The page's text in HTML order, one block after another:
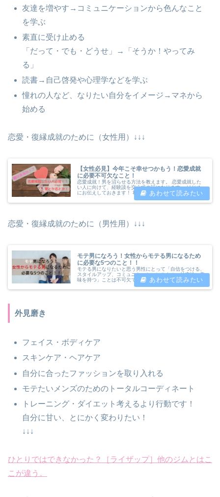
友達を増やす→コミュニケーションから色んなこと
を学ぶ
素直に受け止める
「だって・でも・どうせ」→「そうか！やってみ
る」
読書→自己啓発や心理学などを学ぶ
憧れの人など、なりたい自分をイメージ→マネから
始める
恋愛・復縁成就のために（女性用）↓↓↓
【女性必見】今年こそ幸せつかもう！恋愛成就
に必要不可欠なこと！
恋愛成就！男を沼らせる方法を教えます。 恋愛成就した
い人に向けて、経験談を交えての話になります。 はじめ
にお伝えしておきます！ 私の交友関係で、恋愛の話をし
た人や相談してくれた人、記事を読んでくれた人は、【嘘
か本当か】わかりませんが、「恋人が出来た！」「結婚し
恋愛・復縁成就のために（男性用）↓↓↓
モテ男になろう！女性からモテる男になるため
に必要な5つのこと！！
モテる男になりたいと思う男性にとって「自信をつける、
スタイルアップ、コミュニケーションスキル、社交性、趣
味を持つ」ことは不可欠です。 それらを手に入れること
で、自信をつけ、人間関係を深め、自分自身を高めること
ができます。 この記事では、女性からモテる男になるた
外見磨き
フェイス・ボディケア
スキンケア・ヘアケア
自分に合ったファッションを取り入れる
モテたいメンズのためのトータルコーディネート
トレーニング・ダイエット考えるより行動です！
自分に甘い、とにかく変わりたい！
↓↓↓
ひとりではできなかった？［ライザップ］他のジムとはこ
こが違う。